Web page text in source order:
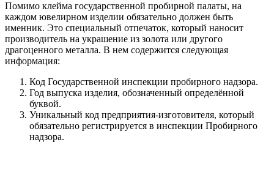
Помимо клейма государственной пробирной палаты, на
каждом ювелирном изделии обязательно должен быть
именник. Это специальный отпечаток, который наносит
производитель на украшение из золота или другого
драгоценного металла. В нем содержится следующая
информация:
Код Государственной инспекции пробирного надзора.
Год выпуска изделия, обозначенный определённой
буквой.
Уникальный код предприятия-изготовителя, который
обязательно регистрируется в инспекции Пробирного
надзора.